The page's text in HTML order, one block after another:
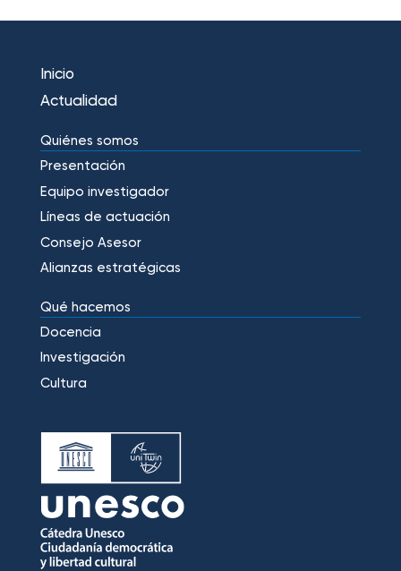
Inicio
Actualidad
Quiénes somos
Presentación
Equipo investigador
Líneas de actuación
Consejo Asesor
Alianzas estratégicas
Qué hacemos
Docencia
Investigación
Cultura